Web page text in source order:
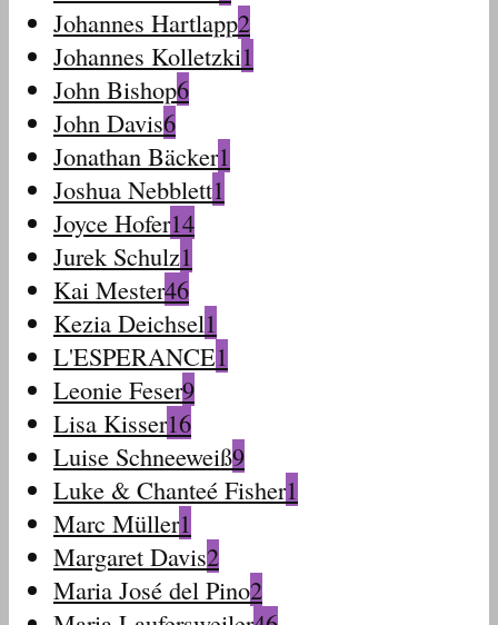
Johannes Hartlapp2
Johannes Kolletzki1
John Bishop6
John Davis6
Jonathan Bäcker1
Joshua Nebblett1
Joyce Hofer14
Jurek Schulz1
Kai Mester46
Kezia Deichsel1
L'ESPERANCE1
Leonie Feser9
Lisa Kisser16
Luise Schneeweiß9
Luke & Chanteé Fisher1
Marc Müller1
Margaret Davis2
Maria José del Pino2